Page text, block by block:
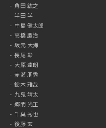
角田 紘之
半田 学
中島 健太郎
高橋 慶治
坂元 大海
長尾 彰
大原 達朗
赤瀬 朋秀
鈴木 雅哉
九鬼 靖太
郷間 光正
千葉 秀也
後藤 玄